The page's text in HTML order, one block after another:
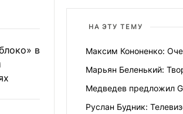
в
НА ЭТУ ТЕМУ
Максим Кононенко:
Марьян Беленький:
Медведев предложил
Руслан Будник: